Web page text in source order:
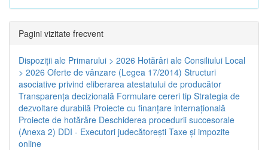
Pagini vizitate frecvent
Dispoziţii ale Primarului > 2026 Hotărâri ale Consiliului Local
> 2026 Oferte de vânzare (Legea 17/2014) Structuri
asociative privind eliberarea atestatului de producător
Transparenţa decizională Formulare cereri tip Strategia de
dezvoltare durabilă Proiecte cu finanţare internaţională
Proiecte de hotărâre Deschiderea procedurii succesorale
(Anexa 2) DDI - Executori judecătorești Taxe şi impozite
online